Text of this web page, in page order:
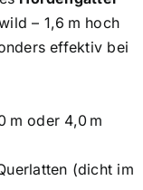
– 1,6 m hoch
effektiv bei
m oder 4,0 m
(dicht im